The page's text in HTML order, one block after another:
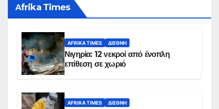
Αfrika Times
AFRIKA TIMES ΔΙΕΘΝΉ
Νιγηρία: 12 νεκροί από ένοπλη
επίθεση σε χωριό
AFRIKA TIMES ΔΙΕΘΝΉ